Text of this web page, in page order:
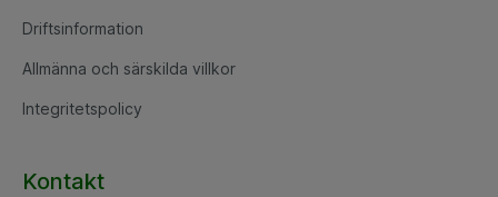
Driftsinformation
Allmänna och särskilda villkor
Integritetspolicy
Kontakt